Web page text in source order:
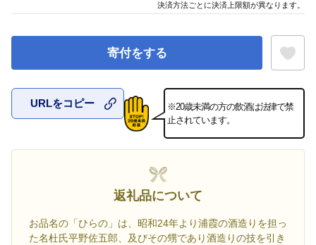
寄付をする
お気に入
URLをコピー
※20歳未満の方の飲酒は法律で禁
止されています。
返礼品について
お品名の「ひらの」は、昭和24年より浦霞の酒造りを担っ
た名杜氏平野佐五郎、及びその甥であり酒造りの技を引き
決済方法ごとに決済上限額が異なります。